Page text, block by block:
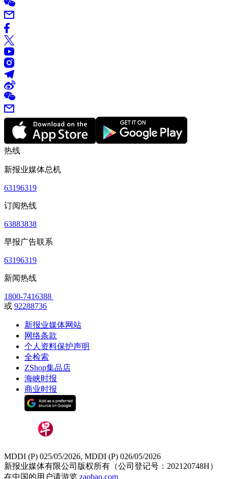
热线
新报业媒体总机
63196319
订阅热线
63883838
早报广告联系
63196319
新闻热线
1800-7416388
或 92288736
新报业媒体网站
网络条款
个人资料保护声明
全检索
ZShop集品店
海峡时报
商业时报
MDDI (P) 025/05/2026, MDDI (P) 026/05/2026
新报业媒体有限公司版权所有（公司登记号：202120748H）
在中国的用户请游览 zaobao.com